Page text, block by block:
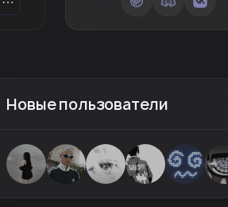
Новые пользователи